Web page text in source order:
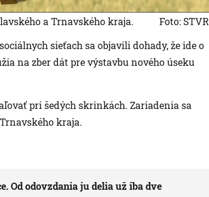
a Trnavského kraja.
Foto: STVR
sieťach sa objavili dohady, že ide o
na zber dát pre výstavbu nového úseku
pri šedých skrinkách. Zariadenia sa
kraja.
Od odovzdania ju delia už iba dve